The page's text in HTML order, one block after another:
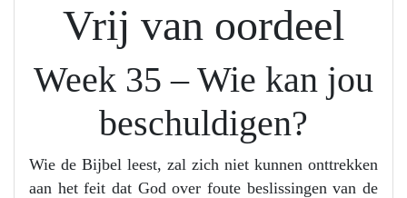
Vrij van oordeel
Week 35 – Wie kan jou
beschuldigen?
Wie de Bijbel leest, zal zich niet kunnen onttrekken
aan het feit dat God over foute beslissingen van de